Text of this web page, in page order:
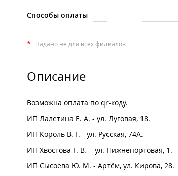
Способы оплаты
* Задано не для всех филиалов
Описание
Возможна оплата по qr-коду.
ИП Лалетина Е. А. - ул. Луговая, 18.
ИП Король В. Г. - ул. Русская, 74А.
ИП Хвостова Г. В. - ул. Нижнепортовая, 1.
ИП Сысоева Ю. М. - Артём, ул. Кирова, 28.